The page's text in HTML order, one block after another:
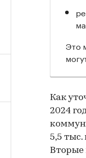
Это
Как
2024
5,5 тыс.
Вторые